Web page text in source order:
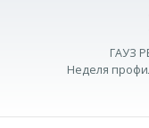
ГАУЗ
Неделя